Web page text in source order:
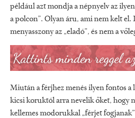
például azt mondja a népnyelv az
a polcon”. Olyan áru, ami nem kelt el.
menyasszony az „eladó”, és nem a
Miután a férjhez menés ilyen fontos a
kicsi koruktól arra nevelik őket, hogy
kellemes modorukkal „férjet